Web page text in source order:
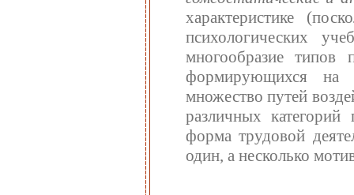
характеристике
психологических
многообразие типов
формирующихся на
множество путей
различных
форма трудовой
один, а несколько